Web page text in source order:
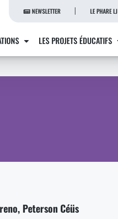
NEWSLETTER LE PHARE LJ
LES PROJETS ÉDUCATIFS
Peterson Céüs